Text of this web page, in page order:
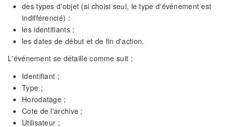
des types d'objet (si choisi seul, le type d'événement est
indifférencié) :
les identifiants ;
les dates de début et de fin d'action.
L'événement se détaille comme suit :
Identifiant ;
Type ;
Horodatage ;
Cote de l'archive ;
Utilisateur ;